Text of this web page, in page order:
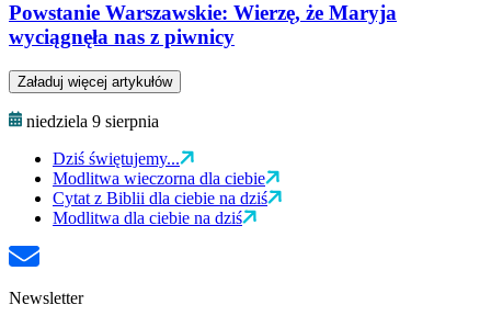
Powstanie Warszawskie: Wierzę, że Maryja
wyciągnęła nas z piwnicy
Załaduj więcej artykułów
niedziela 9 sierpnia
Dziś świętujemy...
Modlitwa wieczorna dla ciebie
Cytat z Biblii dla ciebie na dziś
Modlitwa dla ciebie na dziś
Newsletter